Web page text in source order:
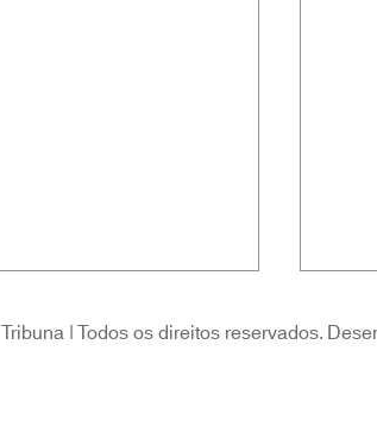
| Todos os direitos reservados.